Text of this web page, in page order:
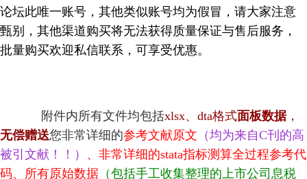
论坛此唯一账号，其他类似账号均为假冒，请大家注意
甄别，其他渠道购买将无法获得质量保证与售后服务，
批量购买欢迎私信联系，可享受优惠。
附件内所有文件均包括xlsx、dta格式面板数据，
无偿赠送您非常详细的参考文献原文 （均为来自C刊的高
被引文献！！） 、 非常详细的stata指标测算全过程参考代
码、 所有原始数据 （包括手工收集整理的 上市公司息税